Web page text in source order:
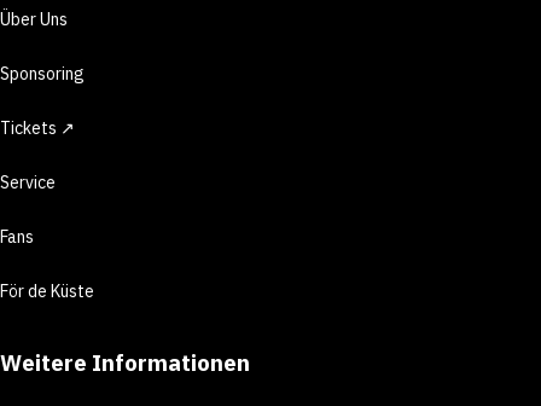
Über Uns
Sponsoring
Tickets ↗
Service
Fans
För de Küste
Weitere Informationen